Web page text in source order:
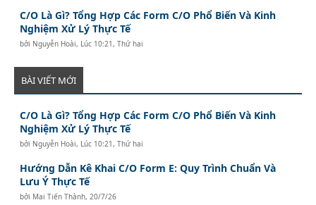
C/O Là Gì? Tổng Hợp Các Form C/O Phổ Biến Và Kinh
Nghiệm Xử Lý Thực Tế
bởi Nguyễn Hoài, Lúc 10:21, Thứ hai
BÀI VIẾT MỚI
C/O Là Gì? Tổng Hợp Các Form C/O Phổ Biến Và Kinh
Nghiệm Xử Lý Thực Tế
bởi Nguyễn Hoài, Lúc 10:21, Thứ hai
Hướng Dẫn Kê Khai C/O Form E: Quy Trình Chuẩn Và
Lưu Ý Thực Tế
bởi Mai Tiến Thành, 20/7/26